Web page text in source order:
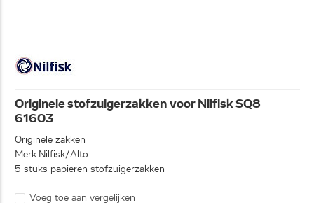
Originele stofzuigerzakken voor Nilfisk SQ8
61603
Originele zakken
Merk Nilfisk/Alto
5 stuks papieren stofzuigerzakken
Voeg toe aan vergelijken